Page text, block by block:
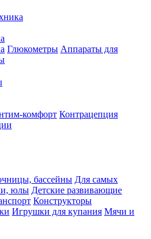
Глюкометры Аппараты для
комфорт Контрацепция
бассейны Для самых
юлы Детские развивающие
Конструкторы
Игрушки для купания Мячи и